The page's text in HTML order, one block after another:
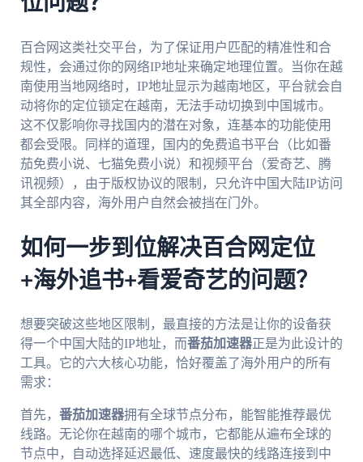
百合网这类社交平台，为了保证用户匹配的精准性和合
规性，会通过你的网络IP地址来确定地理位置。当你在越
南使用当地网络时，IP地址显示为越南地区，平台就会自
动将你的定位锁定在越南，无法手动切换到中国城市。
这不仅影响你寻找国内的潜在对象，连基本的功能使用
都会受限。同样的道理，国内的免费追书平台（比如番
茄免费小说、七猫免费小说）和视频平台（爱奇艺、腾
讯视频），由于版权协议的限制，只允许中国大陆IP访问
其全部内容，海外用户自然会被挡在门外。
如何一步到位解决百合网定位
+海外追书+看爱奇艺的问题？
想要突破这些地区限制，最直接的方法是让你的设备获
得一个中国大陆的IP地址，而番茄加速器正是为此设计的
工具。它的六大核心功能，恰好覆盖了海外用户的所有
需求：
首先， 番茄加速器拥有全球节点分布，能智能推荐最优
线路。无论你在越南的哪个城市，它都能从遍布全球的
节点中，自动选择延迟最低、速度最快的线路连接到中